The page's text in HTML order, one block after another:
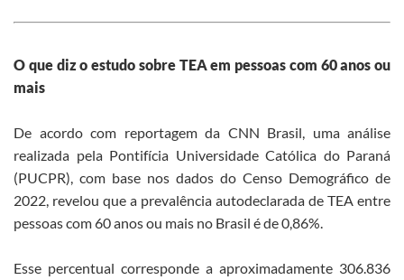
O que diz o estudo sobre TEA em pessoas com 60 anos ou
mais
De acordo com reportagem da CNN Brasil, uma análise
realizada pela Pontifícia Universidade Católica do Paraná
(PUCPR), com base nos dados do Censo Demográfico de
2022, revelou que a prevalência autodeclarada de TEA entre
pessoas com 60 anos ou mais no Brasil é de 0,86%.
Esse percentual corresponde a aproximadamente 306.836